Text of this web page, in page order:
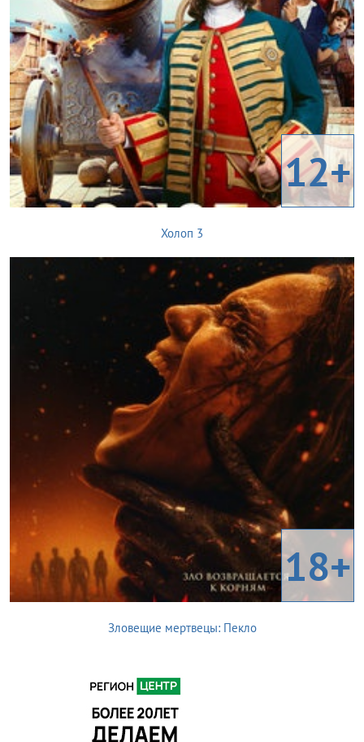
12+
Холоп 3
18+
Зловещие мертвецы: Пекло